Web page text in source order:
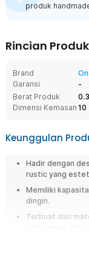
produk
Rincian Produk
Brand
Garansi
-
Berat Produk
Dimensi Kemasan 10
Keunggulan
Hadir dengan
rustic yang
Memiliki
dingin.
Terbuat dari
Nyaman